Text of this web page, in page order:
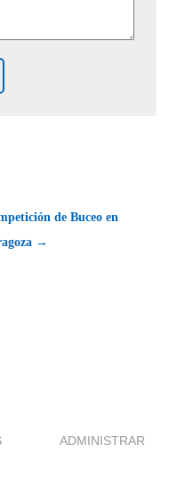
de Buceo en
→
ADMINISTRAR